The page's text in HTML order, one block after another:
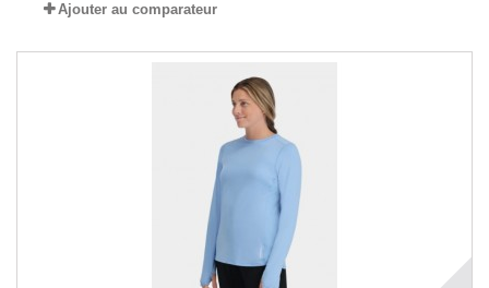
Ajouter au comparateur